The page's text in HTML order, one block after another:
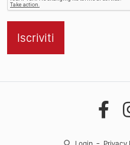
Iscriviti